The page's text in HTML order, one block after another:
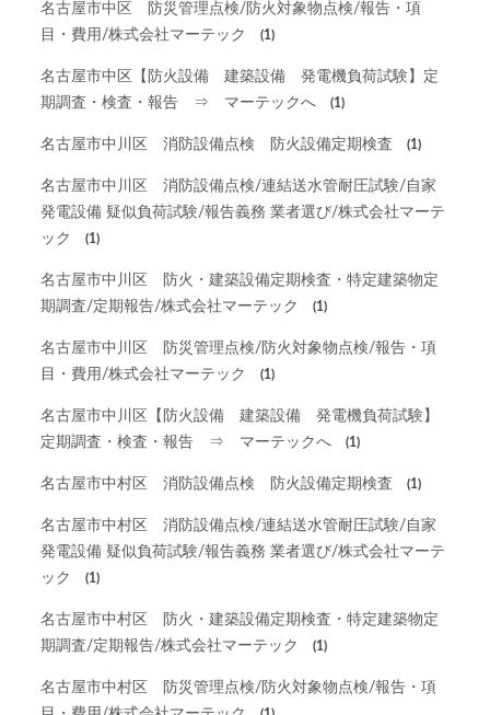
名古屋市中区 防災管理点検/防火対象物点検/報告・項
目・費用/株式会社マーテック
(1)
名古屋市中区【防火設備 建築設備 発電機負荷試験】定
期調査・検査・報告 ⇒ マーテックへ
(1)
名古屋市中川区 消防設備点検 防火設備定期検査 (1)
名古屋市中川区 消防設備点検/連結送水管耐圧試験/自家
発電設備 疑似負荷試験/報告義務 業者選び/株式会社マーテ
ック
(1)
名古屋市中川区 防火・建築設備定期検査・特定建築物定
期調査/定期報告/株式会社マーテック
(1)
名古屋市中川区 防災管理点検/防火対象物点検/報告・項
目・費用/株式会社マーテック
(1)
名古屋市中川区【防火設備 建築設備 発電機負荷試験】
定期調査・検査・報告 ⇒ マーテックへ
(1)
名古屋市中村区 消防設備点検 防火設備定期検査 (1)
名古屋市中村区 消防設備点検/連結送水管耐圧試験/自家
発電設備 疑似負荷試験/報告義務 業者選び/株式会社マーテ
ック
(1)
名古屋市中村区 防火・建築設備定期検査・特定建築物定
期調査/定期報告/株式会社マーテック
(1)
名古屋市中村区 防災管理点検/防火対象物点検/報告・項